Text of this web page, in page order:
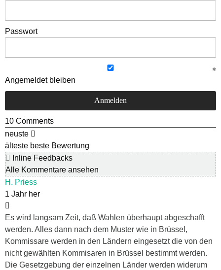
Passwort
Angemeldet bleiben
10 Comments
neuste
älteste beste Bewertung
Inline Feedbacks
Alle Kommentare ansehen
H. Priess
1 Jahr her
Es wird langsam Zeit, daß Wahlen überhaupt abgeschafft
werden. Alles dann nach dem Muster wie in Brüssel,
Kommissare werden in den Ländern eingesetzt die von den
nicht gewählten Kommisaren in Brüssel bestimmt werden.
Die Gesetzgebung der einzelnen Länder werden widerum